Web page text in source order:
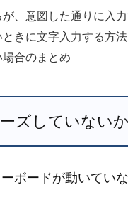
、意図した通りに入
きに文字入力する方法
合のまとめ
ズしていない
ボードが動いてい